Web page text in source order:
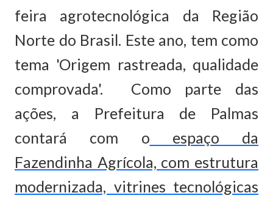
feira agrotecnológica da Região
Norte do Brasil. Este ano, tem como
tema 'Origem rastreada, qualidade
comprovada'. Como parte das
ações, a Prefeitura de Palmas
contará com o espaço da
Fazendinha Agrícola, com estrutura
modernizada, vitrines tecnológicas